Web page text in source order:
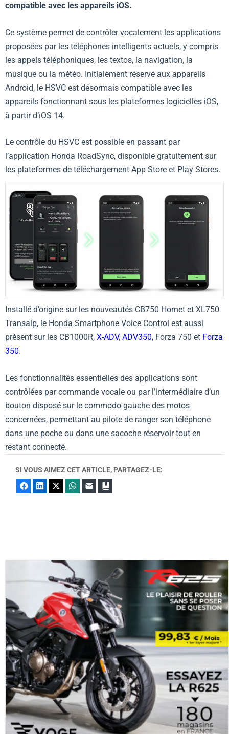
compatible avec les appareils iOS.
Ce système permet de contrôler vocalement les applications
proposées par les téléphones intelligents actuels, y compris
les appels téléphoniques, les textos, la navigation, la
musique ou la météo. Initialement réservé aux appareils
Android, le HSVC est désormais compatible avec les
appareils fonctionnant sous les plateformes logicielles iOS,
à partir d’iOS 14.
Le contrôle du HSVC est possible en passant par
l’application Honda RoadSync, disponible gratuitement sur
les plateformes de téléchargement App Store et Play Stores.
Installé d’origine sur les nouveautés CB750 Hornet et XL750
Transalp, le Honda Smartphone Voice Control est aussi
présent sur les CB1000R, X-ADV, ADV350, Forza 750 et Forza
350.
Les fonctionnalités essentielles des applications sont
contrôlées par commande vocale ou par l’intermédiaire d’un
bouton disposé sur le commodo gauche des motos
concernées, permettant au pilote de ranger son téléphone
dans une poche ou dans une sacoche réservoir tout en
restant connecté.
SI VOUS AIMEZ CET ARTICLE, PARTAGEZ-LE:
FacebookLinkedIn WhatsApp
E-mail